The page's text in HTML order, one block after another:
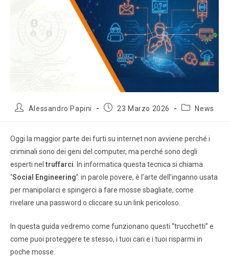
Alessandro Papini 23 Marzo 2026 News
Oggi la maggior parte dei furti su internet non avviene perché i
criminali sono dei geni del computer, ma perché sono degli
esperti nel truffarci . In informatica questa tecnica si chiama
‘Social Engineering’: in parole povere, è l’arte dell’inganno usata
per manipolarci e spingerci a fare mosse sbagliate, come
rivelare una password o cliccare su un link pericoloso..
In questa guida vedremo come funzionano questi “trucchetti” e
come puoi proteggere te stesso, i tuoi cari e i tuoi risparmi in
poche mosse.